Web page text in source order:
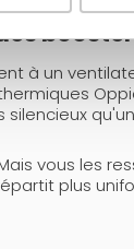
à un
vous les
plus